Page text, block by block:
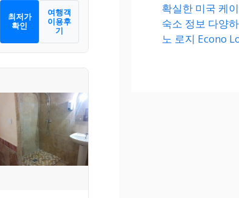
최저가
확인
여행객
이용후
기
확실한 미국 케
숙소 정보 다양
노 로지 Econo